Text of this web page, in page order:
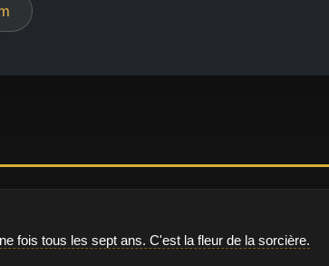
fois tous les sept ans. C'est la fleur de la sorcière.